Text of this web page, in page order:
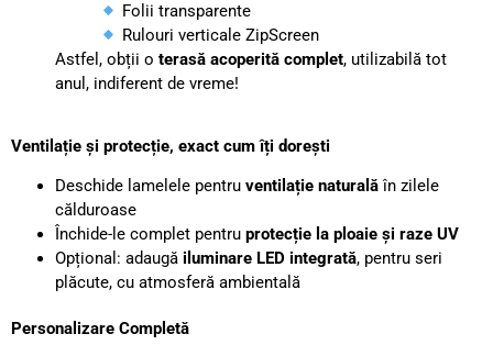
Folii transparente
Rulouri verticale ZipScreen
Astfel, obții o terasă acoperită complet, utilizabilă tot
anul, indiferent de vreme!
Ventilație și protecție, exact cum îți dorești
Deschide lamelele pentru ventilație naturalăîn zilele
călduroase
Închide-le complet pentru protecție la ploaie și raze UV
Opțional: adaugă iluminare LED integrată, pentru seri
plăcute, cu atmosferă ambientală
Personalizare Completă